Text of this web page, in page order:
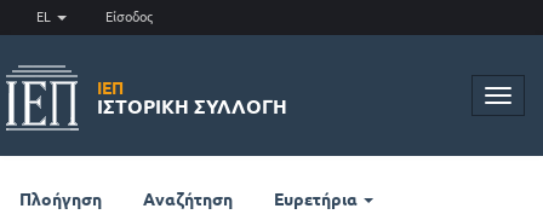
EL Είσοδος
ΙΕΠ
ΙΣΤΟΡΙΚΉ ΣΥΛΛΟΓΉ
Πλοήγηση Αναζήτηση Ευρετήρια